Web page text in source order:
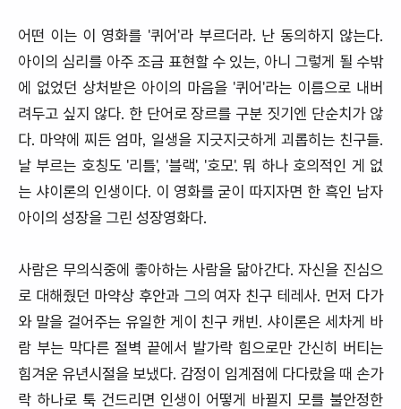
어떤 이는 이 영화를 '퀴어'라 부르더라. 난 동의하지 않는다.
아이의 심리를 아주 조금 표현할 수 있는, 아니 그렇게 될 수밖
에 없었던 상처받은 아이의 마음을 '퀴어'라는 이름으로 내버
려두고 싶지 않다. 한 단어로 장르를 구분 짓기엔 단순치가 않
다. 마약에 찌든 엄마, 일생을 지긋지긋하게 괴롭히는 친구들.
날 부르는 호칭도 '리틀', '블랙', '호모'. 뭐 하나 호의적인 게 없
는 샤이론의 인생이다. 이 영화를 굳이 따지자면 한 흑인 남자
아이의 성장을 그린 성장영화다.
사람은 무의식중에 좋아하는 사람을 닮아간다. 자신을 진심으
로 대해줬던 마약상 후안과 그의 여자 친구 테레사. 먼저 다가
와 말을 걸어주는 유일한 게이 친구 캐빈. 샤이론은 세차게 바
람 부는 막다른 절벽 끝에서 발가락 힘으로만 간신히 버티는
힘겨운 유년시절을 보냈다. 감정이 임계점에 다다랐을 때 손가
락 하나로 툭 건드리면 인생이 어떻게 바뀔지 모를 불안정한